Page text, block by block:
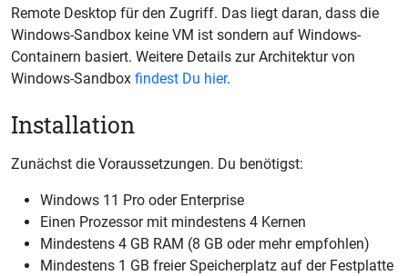
Remote Desktop für den Zugriff. Das liegt daran, dass die
Windows-Sandbox keine VM ist sondern auf Windows-
Containern basiert. Weitere Details zur Architektur von
Windows-Sandbox findest Du hier.
Installation
Zunächst die Voraussetzungen. Du benötigst:
Windows 11 Pro oder Enterprise
Einen Prozessor mit mindestens 4 Kernen
Mindestens 4 GB RAM (8 GB oder mehr empfohlen)
Mindestens 1 GB freier Speicherplatz auf der Festplatte